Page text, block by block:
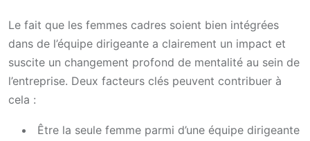
Le fait que les femmes cadres soient bien intégrées
dans de l’équipe dirigeante a clairement un impact et
suscite un changement profond de mentalité au sein de
l’entreprise. Deux facteurs clés peuvent contribuer à
cela :
Être la seule femme parmi d’une équipe dirigeante